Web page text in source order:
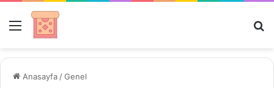
Menü
Anasayfa /Genel